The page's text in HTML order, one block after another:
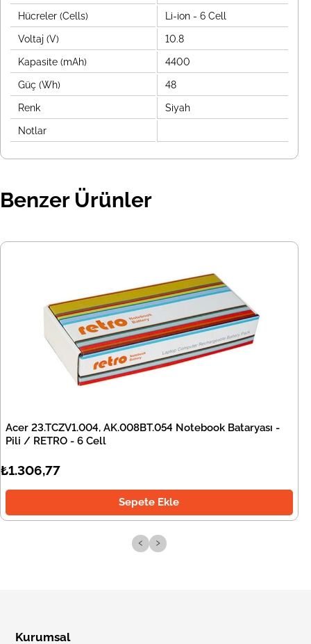
Hücreler (Cells) Li-ion - 6 Cell
Voltaj (V) 10.8
Kapasite (mAh) 4400
Güç (Wh) 48
Renk Siyah
Notlar
Benzer Ürünler
Acer 23.TCZV1.004, AK.008BT.054 Notebook Bataryası -
Pili / RETRO - 6 Cell
₺1.306,77
Sepete Ekle
‹ ›
Kurumsal